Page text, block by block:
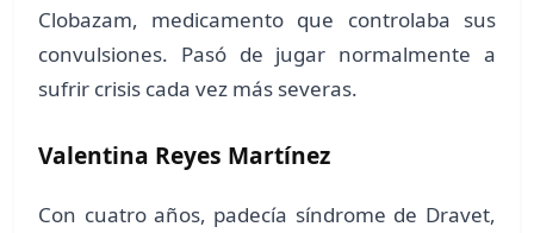
Clobazam, medicamento que controlaba sus
convulsiones. Pasó de jugar normalmente a
sufrir crisis cada vez más severas.
Valentina Reyes Martínez
Con cuatro años, padecía síndrome de Dravet,